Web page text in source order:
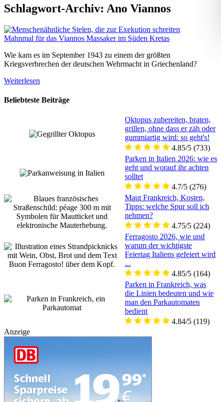
Schlagwort-Archiv: Ano Viannos
Mahnmal für das Viannos Massaker im Süden Kretas
Wie kam es im September 1943 zu einem der größten
Kriegsverbrechen der deutschen Wehrmacht in Griechenland?
Weiterlesen
Beliebteste Beiträge
Oktopus zubereiten, braten,
grillen, ohne dass er zäh oder
gummiartig wird: so geht's!
4.85/5 (733)
Parken in Italien 2026: wie es
geht und worauf ihr achten
solltet
4.7/5 (276)
Maut Frankreich, Kosten,
Tipps: welche Spur soll ich
nehmen?
4.75/5 (224)
Ferragosto 2026, wie und
warum der wichtigste
Feiertag Italiens gefeiert wird
...
4.85/5 (164)
Parken in Frankreich, was
die Linien bedeuten und wie
man den Parkautomaten
bedient
4.84/5 (119)
Anzeige